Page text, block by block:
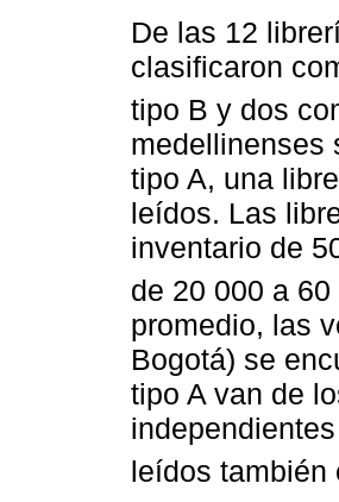
De las 12
clasificaron
tipo B y dos
medellinenses
tipo A, una
leídos. Las
inventario de
de 20 000 a
promedio, las
Bogotá) se
tipo A van de
leídos también